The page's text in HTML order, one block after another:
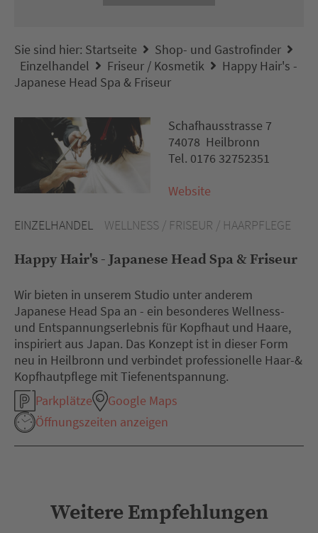
Sie sind hier: Startseite
Shop- und Gastrofinder
Einzelhandel
Friseur / Kosmetik
Happy Hair's -
Japanese Head Spa & Friseur
EINZELHANDEL WELLNESS / FRISEUR / HAARPFLEGE
Happy Hair's - Japanese Head Spa & Friseur
Wir bieten in unserem Studio unter anderem
Japanese Head Spa an - ein besonderes Wellness-
und Entspannungserlebnis für Kopfhaut und Haare,
inspiriert aus Japan. Das Konzept ist in dieser Form
neu in Heilbronn und verbindet professionelle Haar-&
Kopfhautpflege mit Tiefenentspannung.
Parkplätze
Google Maps
Öffnungszeiten anzeigen
Schafhausstrasse 7
74078 Heilbronn
Tel. 0176 32752351
Website
Weitere Empfehlungen